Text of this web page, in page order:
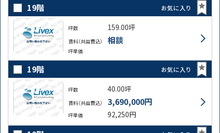
19階 お気に入り
坪数 159.00坪
賃料（共益費込） 相談
坪単価
19階 お気に入り
坪数 40.00坪
賃料（共益費込） 3,690,000円
坪単価 92,250円